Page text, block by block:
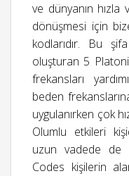
ve dünyanın hızla
dönüşmesi için
kodlarıdır. Bu
oluşturan 5
frekansları
beden
uygulanırken çok
Olumlu etkileri
uzun vadede de
Codes kişilerin